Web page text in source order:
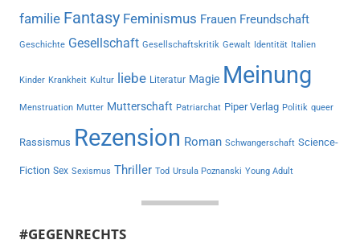
familie Fantasy Feminismus Frauen Freundschaft
Geschichte Gesellschaft Gesellschaftskritik Gewalt Identität Italien
Kinder Krankheit Kultur liebe Literatur Magie Meinung
Menstruation Mutter Mutterschaft Patriarchat Piper Verlag Politik queer
Rassismus Rezension Roman Schwangerschaft Science-
Fiction Sex Sexismus Thriller Tod Ursula Poznanski Young Adult
#GEGENRECHTS